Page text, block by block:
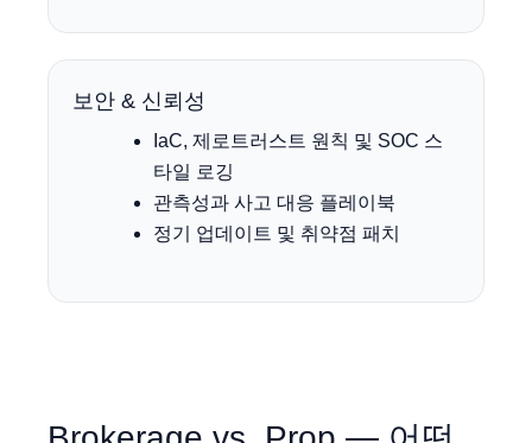
보안 & 신뢰성
IaC, 제로트러스트 원칙 및 SOC 스
타일 로깅
관측성과 사고 대응 플레이북
정기 업데이트 및 취약점 패치